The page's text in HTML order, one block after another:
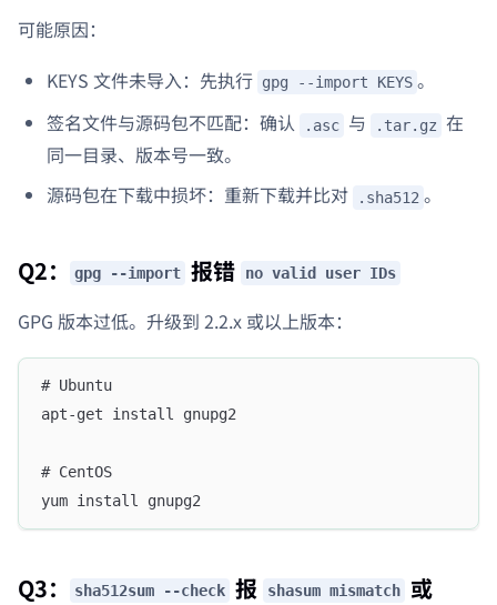
可能原因：
KEYS 文件未导入：先执行 gpg --import KEYS 。
签名文件与源码包不匹配：确认
.asc 与 .tar.gz 在
同一目录、版本号一致。
源码包在下载中损坏：重新下载并比对
.sha512 。
Q2： gpg --import 报错 no valid user IDs
GPG 版本过低。升级到 2.2.x 或以上版本：
# Ubuntu
apt-get install gnupg2
# CentOS
yum install gnupg2
Q3： sha512sum --check 报 shasum mismatch 或